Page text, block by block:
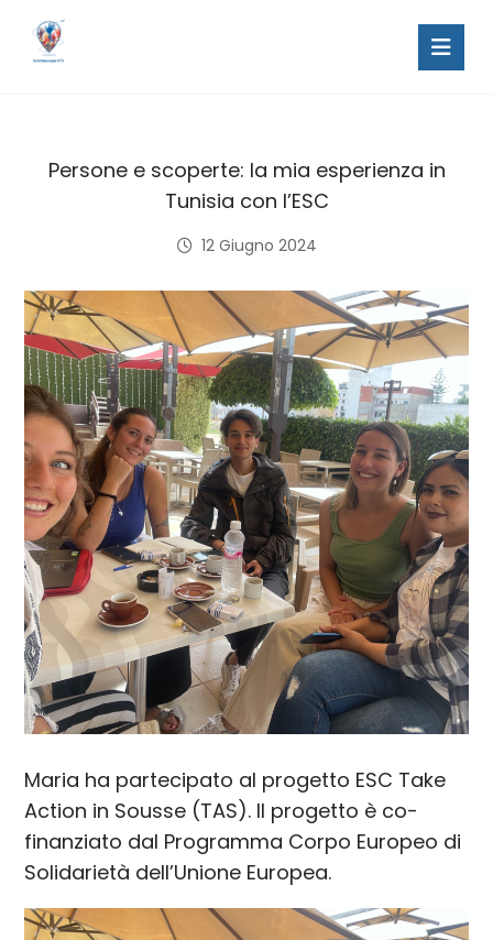
Persone e scoperte: la mia esperienza in
Tunisia con l’ESC
12 Giugno 2024
Maria ha partecipato al progetto ESC Take
Action in Sousse (TAS). Il progetto è co-
finanziato dal Programma Corpo Europeo di
Solidarietà dell’Unione Europea.